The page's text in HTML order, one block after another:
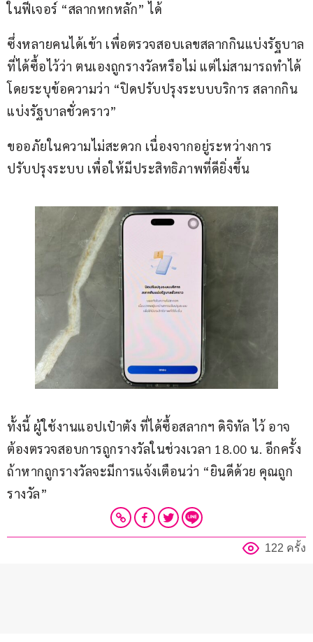
ในฟีเจอร์ “สลากหกหลัก” ได้
ซึ่งหลายคนได้เข้า เพื่อตรวจสอบเลขสลากกินแบ่งรัฐบาล
ที่ได้ซื้อไว้ว่า ตนเองถูกรางวัลหรือไม่ แต่ไม่สามารถทำได้
โดยระบุข้อความว่า “ปิดปรับปรุงระบบบริการ สลากกิน
แบ่งรัฐบาลชั่วคราว”
ขออภัยในความไม่สะดวก เนื่องจากอยู่ระหว่างการ
ปรับปรุงระบบ เพื่อให้มีประสิทธิภาพที่ดียิ่งขึ้น
ทั้งนี้ ผู้ใช้งานแอปเป๋าตัง ที่ได้ซื้อสลากฯ ดิจิทัล ไว้ อาจ
ต้องตรวจสอบการถูกรางวัลในช่วงเวลา 18.00 น. อีกครั้ง
ถ้าหากถูกรางวัลจะมีการแจ้งเตือนว่า “ยินดีด้วย คุณถูก
รางวัล”
122 ครั้ง